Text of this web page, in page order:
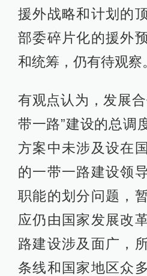
援外战略和计划的
部委碎片化的援外
和统筹，仍有待观察
有观点认为，发展
带一路”建设的总调
方案中未涉及设在
的一带一路建设领
职能的划分问题，
应仍由国家发展改
路建设涉及面广，
条线和国家地区众